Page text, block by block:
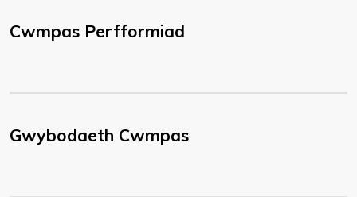
Cwmpas Perfformiad
Gwybodaeth Cwmpas